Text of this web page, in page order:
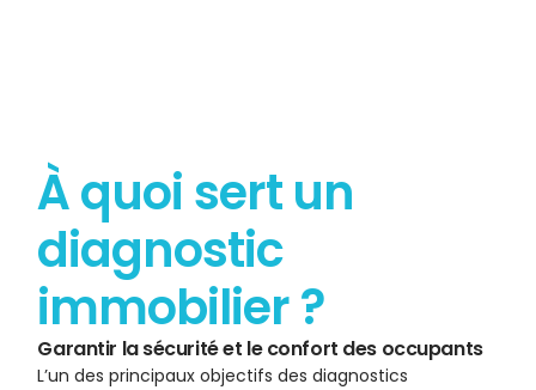
À quoi sert un
diagnostic
immobilier ?
Garantir la sécurité et le confort des occupants
L’un des principaux objectifs des diagnostics